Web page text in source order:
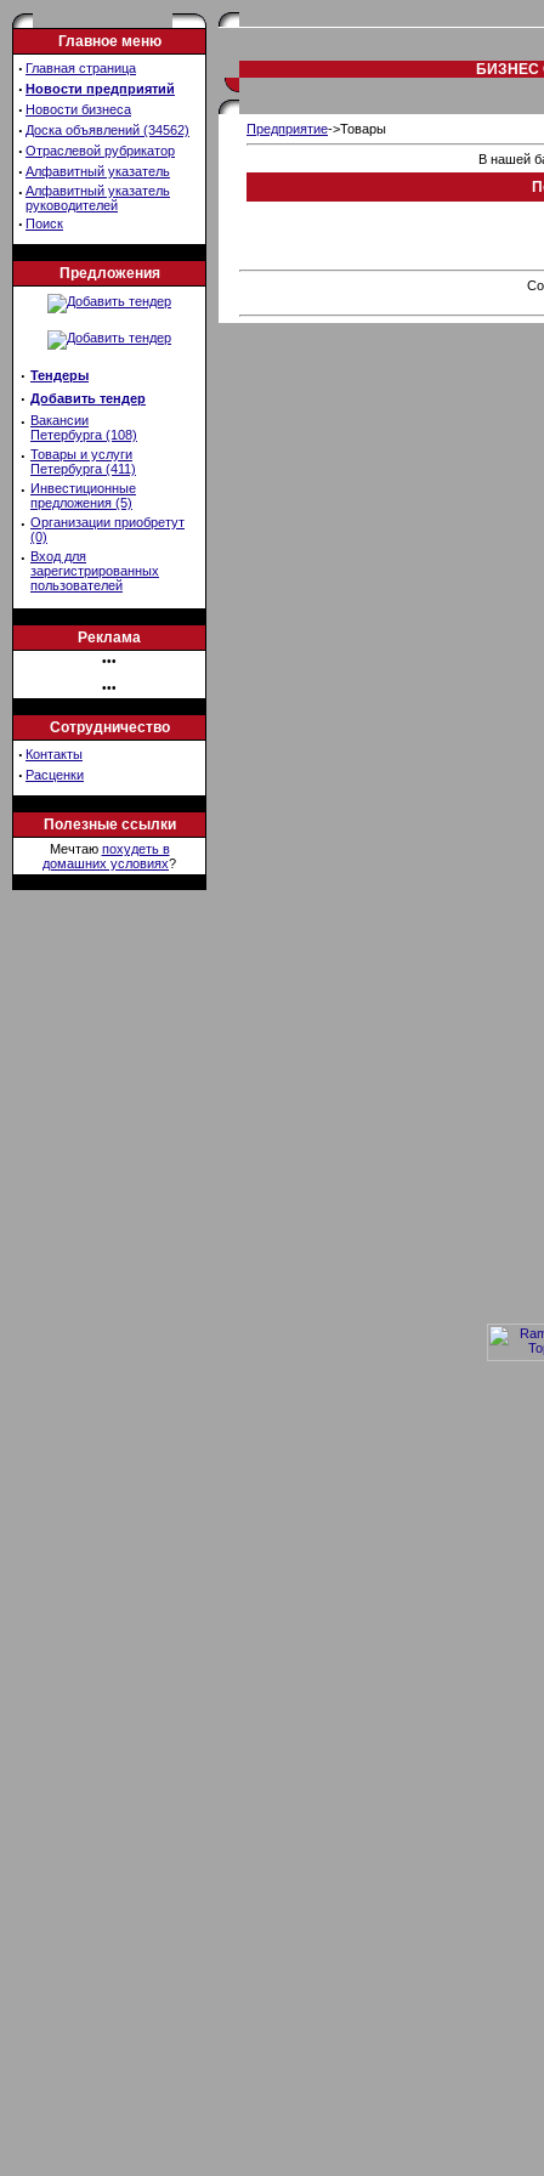
Главное меню
· Главная страница
· Новости предприятий
· Новости бизнеса
· Доска объявлений (34562)
· Отраслевой рубрикатор
· Алфавитный указатель
· Алфавитный указатель
руководителей
· Поиск
Предложения
· Тендеры
· Добавить тендер
· Вакансии
Петербурга (108)
· Товары и услуги
Петербурга (411)
· Инвестиционные
предложения (5)
· Организации приобретут
(0)
· Вход для
зарегистрированных
пользователей
Реклама
•••
•••
Сотрудничество
· Контакты
· Расценки
Полезные ссылки
Мечтаю похудеть в
домашних условиях?
БИЗНЕС
Предприятие->Товары
В нашей